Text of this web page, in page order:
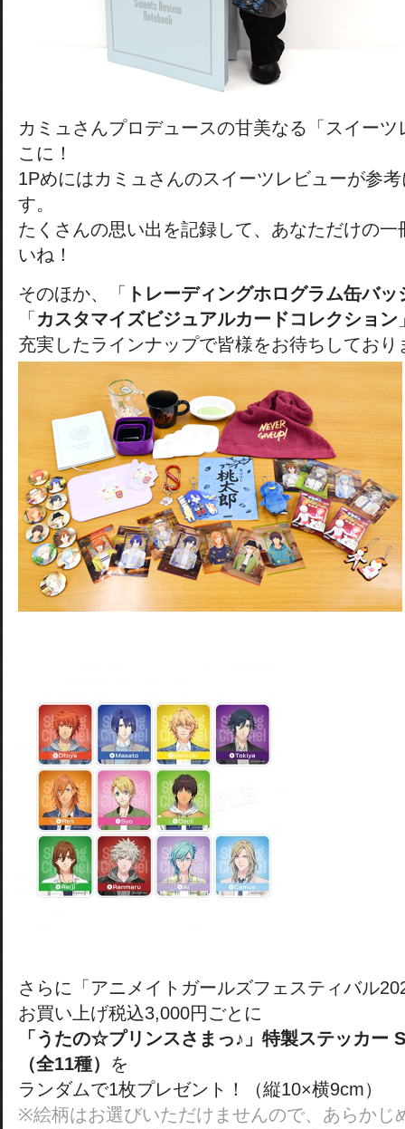
カミュさんプロデュースの甘美なる「スイー
こに！
1Pめにはカミュさんのスイーツレビューが参
す。
たくさんの思い出を記録して、あなただけの
いね！
そのほか、「
トレーディングホログラム缶バッ
「 カスタマイズビジュアルカードコレクション
充実したラインナップで皆様をお待ちしており
さらに「アニメイトガールズフェスティバル
お買い上げ税込3,000円ごとに
「うたの☆プリンスさまっ♪」特製ステッカー
（全11種） を
ランダムで1枚プレゼント！（縦10×横9cm）
※絵柄はお選びいただけませんので、あらかじ